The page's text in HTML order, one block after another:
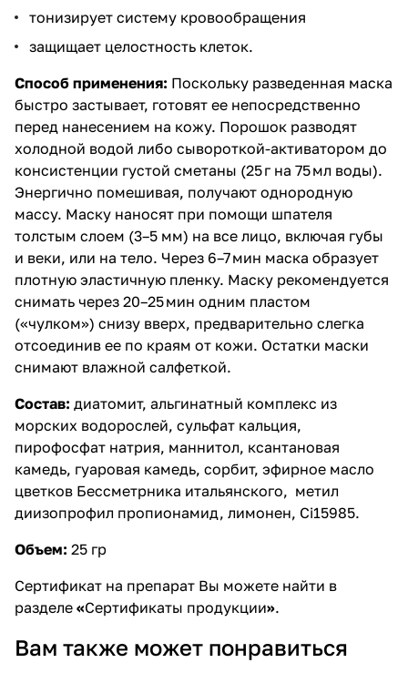
тонизирует систему кровообращения
защищает целостность клеток.
Способ применения: Поскольку разведенная маска
быстро застывает, готовят ее непосредственно
перед нанесением на кожу. Порошок разводят
холодной водой либо сывороткой-активатором до
консистенции густой сметаны (25 г на 75 мл воды).
Энергично помешивая, получают однородную
массу. Маску наносят при помощи шпателя
толстым слоем (3–5 мм) на все лицо, включая губы
и веки, или на тело. Через 6–7 мин маска образует
плотную эластичную пленку. Маску рекомендуется
снимать через 20–25 мин одним пластом
(«чулком») снизу вверх, предварительно слегка
отсоединив ее по краям от кожи. Остатки маски
снимают влажной салфеткой.
Состав: диатомит, альгинатный комплекс из
морских водорослей, сульфат кальция,
пирофосфат натрия, маннитол, ксантановая
камедь, гуаровая камедь, сорбит, эфирное масло
цветков Бессметрника итальянского, метил
диизопрофил пропионамид, лимонен, Ci15985.
Объем: 25 гр
Сертификат на препарат Вы можете найти в
разделе «Сертификаты продукции».
Вам также может понравиться